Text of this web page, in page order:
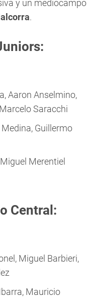
y un mediocampo
.
Aaron Anselmino,
Saracchi
Guillermo
Merentiel
Central:
Miguel Barbieri,
Mauricio